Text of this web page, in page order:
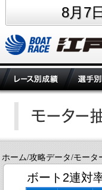
8月7
ホーム/攻略データ/モータ
ボート2連対